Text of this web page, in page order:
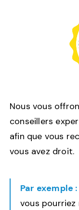
Nous vous
conseillers
afin que vous
vous avez droit.
Par exemple :
vous pourriez